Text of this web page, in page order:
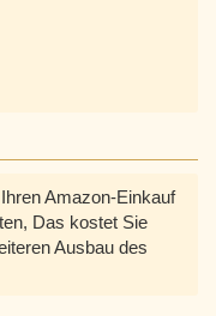
Amazon-Einkauf
Das kostet Sie
Ausbau des